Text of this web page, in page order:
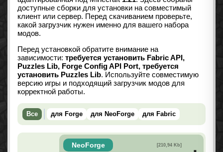
доступные сборки для установки на совместимый
клиент или сервер. Перед скачиванием проверьте,
какой загрузчик нужен именно для вашего набора
модов.
Перед установкой обратите внимание на
зависимости: требуется установить Fabric API,
Puzzles Lib, Forge Config API Port, требуется
установить Puzzles Lib. Используйте совместимую
версию игры и подходящий загрузчик модов для
корректной работы.
Все для Forge для NeoForge для Fabric
NeoForge [210,94 Kb]